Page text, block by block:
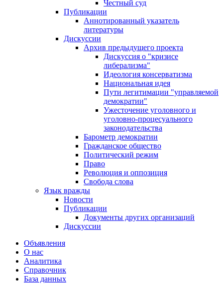
Честный суд
Публикации
Аннотированный указатель
литературы
Дискуссии
Архив предыдущего проекта
Дискуссия о "кризисе
либерализма"
Идеология консерватизма
Национальная идея
Пути легитимации "управляемой
демократии"
Ужесточение уголовного и
уголовно-процесуального
законодательства
Барометр демократии
Гражданское общество
Политический режим
Право
Революция и оппозиция
Свобода слова
Язык вражды
Новости
Публикации
Документы других организаций
Дискуссии
Объявления
О нас
Аналитика
Справочник
База данных